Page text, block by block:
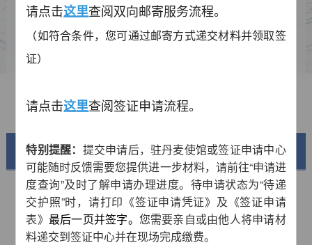
费用标准
如何填写签证申请表
常见问题
美丽中国
请点击这里查阅双向邮寄服务流程。
（如符合条件，您可通过邮寄方式递交材料并领取签
证）
请点击这里查阅签证申请流程。
特别提醒： 提交申请后，驻丹麦使馆或签证申请中心
可能随时反馈需要您提供进一步材料，请前往“申请进
度查询”及时了解申请办理进度。待申请状态为“待递
交护照”时，请打印《签证申请凭证》及《签证申请
表》 最后一页并签字。 您需要亲自或由他人将申请材
料递交到签证中心并在现场完成缴费。